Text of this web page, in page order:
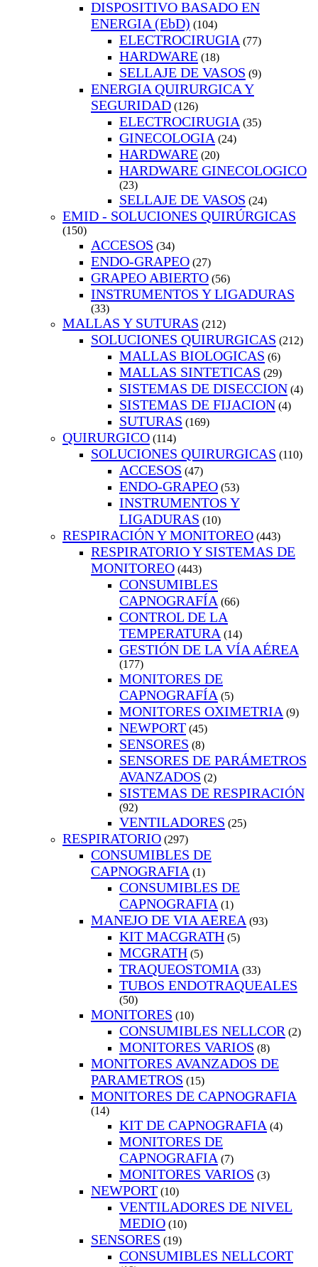
DISPOSITIVO BASADO EN
ENERGIA (EbD) (104)
ELECTROCIRUGIA (77)
HARDWARE (18)
SELLAJE DE VASOS (9)
ENERGIA QUIRURGICA Y
SEGURIDAD (126)
ELECTROCIRUGIA (35)
GINECOLOGIA (24)
HARDWARE (20)
HARDWARE GINECOLOGICO
(23)
SELLAJE DE VASOS (24)
EMID - SOLUCIONES QUIRÚRGICAS
(150)
ACCESOS (34)
ENDO-GRAPEO (27)
GRAPEO ABIERTO (56)
INSTRUMENTOS Y LIGADURAS
(33)
MALLAS Y SUTURAS (212)
SOLUCIONES QUIRURGICAS (212)
MALLAS BIOLOGICAS (6)
MALLAS SINTETICAS (29)
SISTEMAS DE DISECCION (4)
SISTEMAS DE FIJACION (4)
SUTURAS (169)
QUIRURGICO (114)
SOLUCIONES QUIRURGICAS (110)
ACCESOS (47)
ENDO-GRAPEO (53)
INSTRUMENTOS Y
LIGADURAS (10)
RESPIRACIÓN Y MONITOREO (443)
RESPIRATORIO Y SISTEMAS DE
MONITOREO (443)
CONSUMIBLES
CAPNOGRAFÍA (66)
CONTROL DE LA
TEMPERATURA (14)
GESTIÓN DE LA VÍA AÉREA
(177)
MONITORES DE
CAPNOGRAFÍA (5)
MONITORES OXIMETRIA (9)
NEWPORT (45)
SENSORES (8)
SENSORES DE PARÁMETROS
AVANZADOS (2)
SISTEMAS DE RESPIRACIÓN
(92)
VENTILADORES (25)
RESPIRATORIO (297)
CONSUMIBLES DE
CAPNOGRAFIA (1)
CONSUMIBLES DE
CAPNOGRAFIA (1)
MANEJO DE VIA AEREA (93)
KIT MACGRATH (5)
MCGRATH (5)
TRAQUEOSTOMIA (33)
TUBOS ENDOTRAQUEALES
(50)
MONITORES (10)
CONSUMIBLES NELLCOR (2)
MONITORES VARIOS (8)
MONITORES AVANZADOS DE
PARAMETROS (15)
MONITORES DE CAPNOGRAFIA
(14)
KIT DE CAPNOGRAFIA (4)
MONITORES DE
CAPNOGRAFIA (7)
MONITORES VARIOS (3)
NEWPORT (10)
VENTILADORES DE NIVEL
MEDIO (10)
SENSORES (19)
CONSUMIBLES NELLCORT